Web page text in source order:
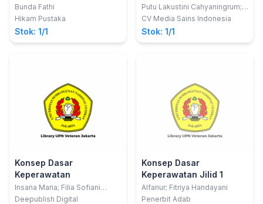
Mengenali Bahasa Bayi
Bunda Fathi
Hikam Pustaka
Stok: 1/1
Putu Lakustini Cahyaningrum;
dkk
CV Media Sains Indonesia
Stok: 1/1
Konsep Dasar
Keperawatan
Insana Maria; Filia Sofiani
Ikasari; Hj. Rusdiana
Deepublish Digital
Konsep Dasar
Keperawatan Jilid 1
Alfanur; Fitriya Handayani
Penerbit Adab